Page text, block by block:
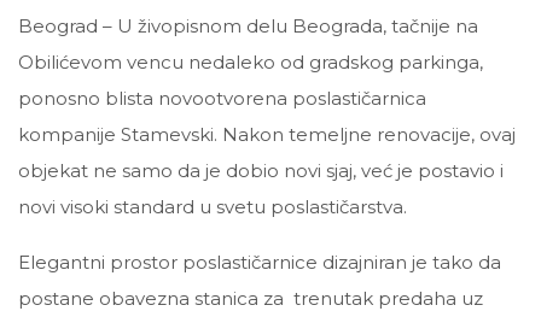
Beograd – U živopisnom delu Beograda, tačnije na
Obilićevom vencu nedaleko od gradskog parkinga,
ponosno blista novootvorena poslastičarnica
kompanije Stamevski. Nakon temeljne renovacije, ovaj
objekat ne samo da je dobio novi sjaj, već je postavio i
novi visoki standard u svetu poslastičarstva.
Elegantni prostor poslastičarnice dizajniran je tako da
postane obavezna stanica za trenutak predaha uz